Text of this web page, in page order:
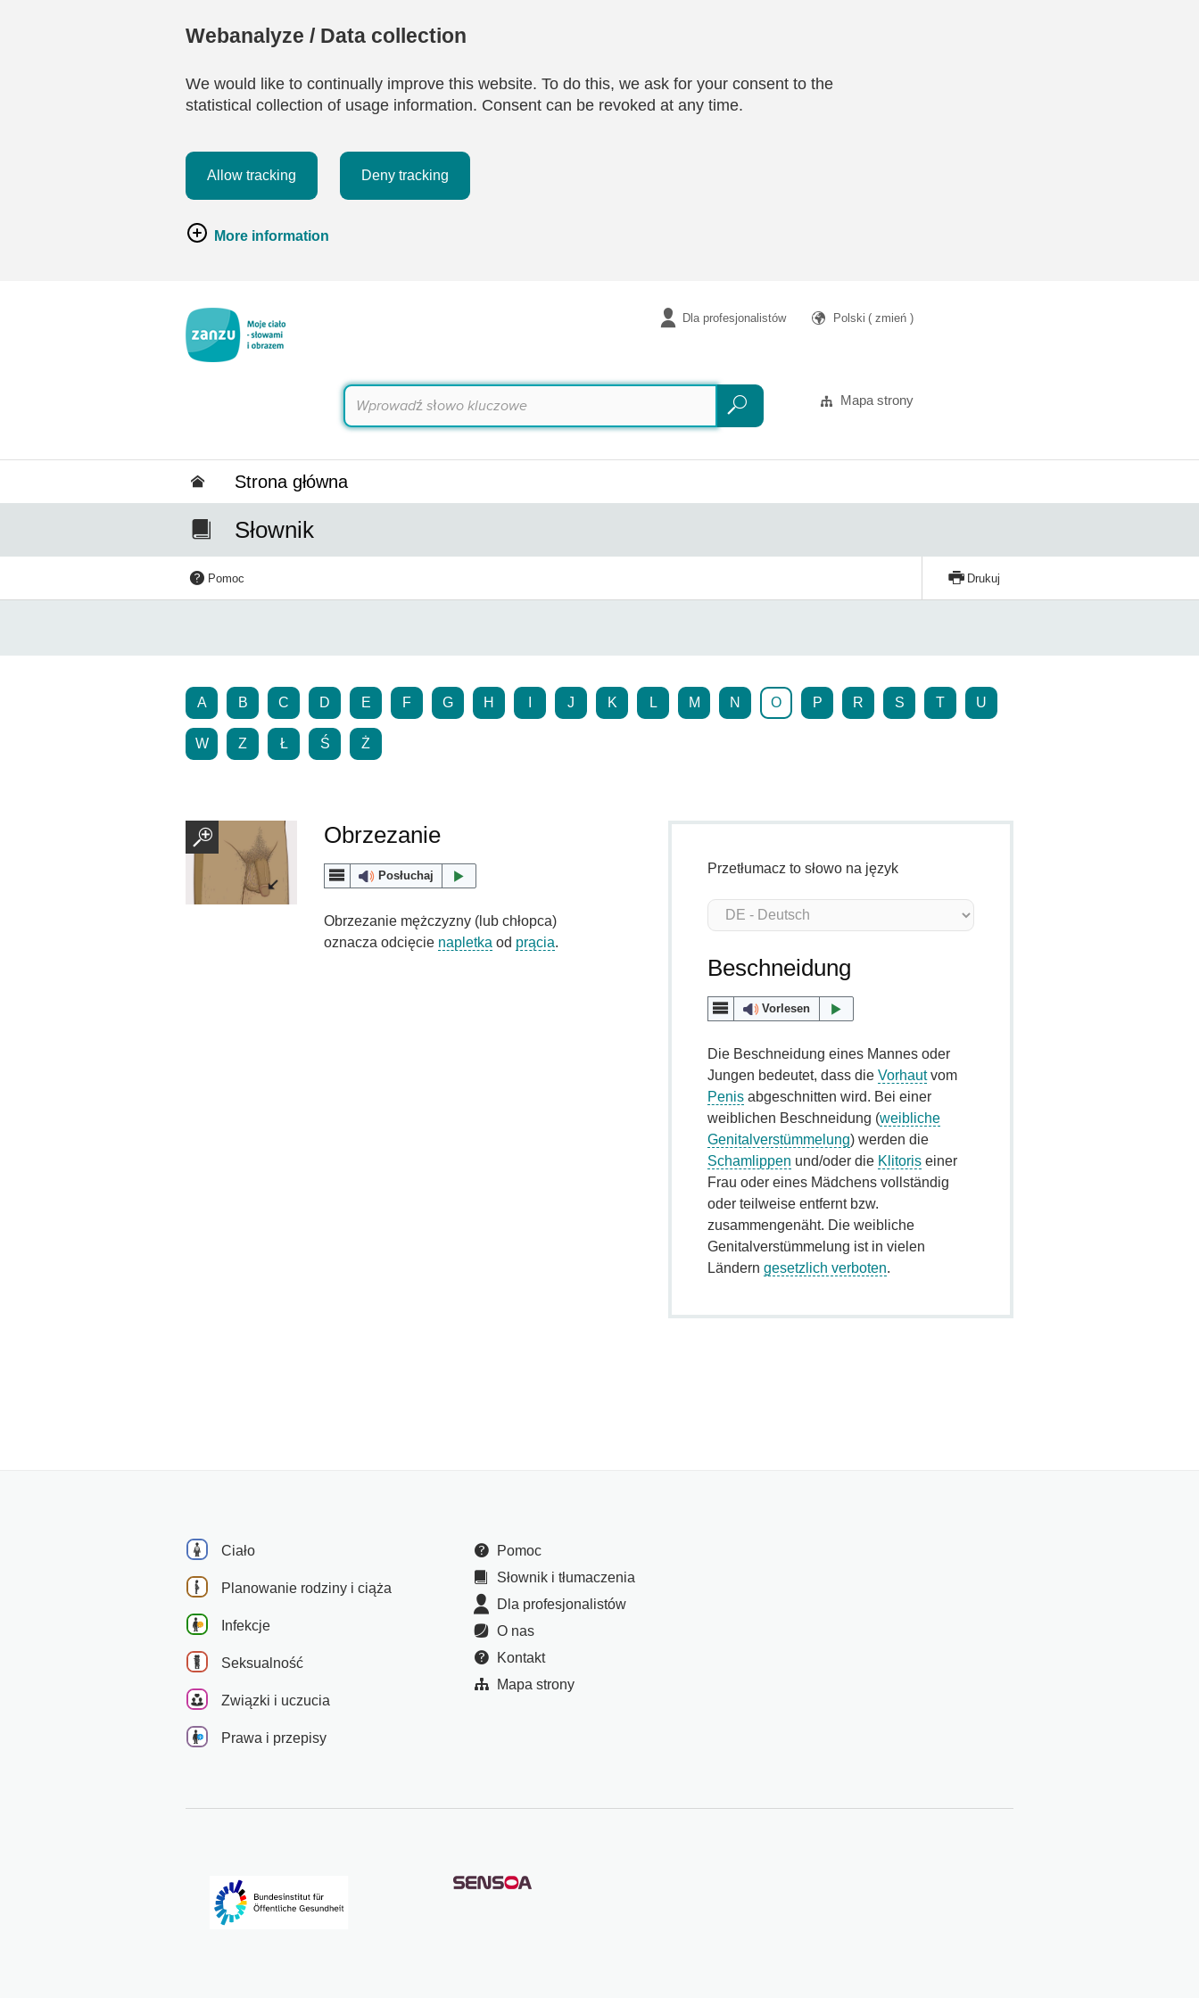
Webanalyze / Data collection
We would like to continually improve this website. To do this, we ask for your consent to the
statistical collection of usage information. Consent can be revoked at any time.
Allow tracking Deny tracking
More information
Dla profesjonalistów Polski ( zmień )
Szukaj
Szukaj
Mapa strony
Strona główna
Słownik
Pomoc Drukuj
A B C D E F G H J K L M N O P R S T U
W Z Ł Ś Ż
Obrzezanie
Posłuchaj
Obrzezanie mężczyzny (lub chłopca)
oznacza odcięcie napletka od prącia.
Przetłumacz to słowo na język
Beschneidung
Vorlesen
Die Beschneidung eines Mannes oder
Jungen bedeutet, dass dieVorhautvom
Penis abgeschnitten wird. Bei einer
weiblichen Beschneidung (weibliche
Genitalverstümmelung) werden die
Schamlippen und/oder die Klitoris einer
Frau oder eines Mädchens vollständig
oder teilweise entfernt bzw.
zusammengenäht. Die weibliche
Genitalverstümmelung ist in vielen
Länderngesetzlich verboten.
Ciało
Planowanie rodziny i ciąża
Infekcje
Seksualność
Związki i uczucia
Prawa i przepisy
Pomoc
Słownik i tłumaczenia
Dla profesjonalistów
O nas
Kontakt
Mapa strony